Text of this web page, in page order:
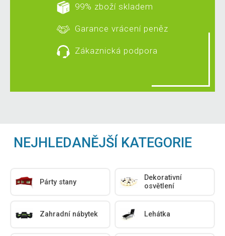
99% zboží skladem
Garance vrácení peněz
Zákaznická podpora
NEJHLEDANĚJŠÍ KATEGORIE
Párty stany
Dekorativní
osvětlení
Zahradní nábytek Lehátka